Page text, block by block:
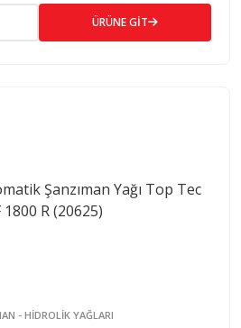
ÜRÜNE GİT
- HİDROLİK YAĞLARI